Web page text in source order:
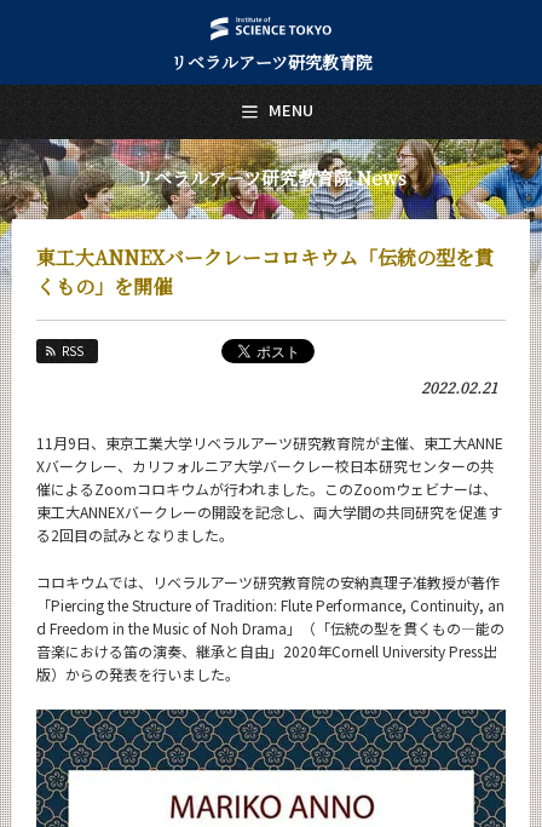
リベラルアーツ研究教育院
リベラルアーツ研究教育院 News
東工大ANNEXバークレーコロキウム「伝統の型を貫
くもの」を開催
RSS
2022.02.21
11月9日、東京工業大学リベラルアーツ研究教育院が主催、東工大ANNE
Xバークレー、カリフォルニア大学バークレー校日本研究センターの共
催によるZoomコロキウムが行われました。このZoomウェビナーは、
東工大ANNEXバークレーの開設を記念し、両大学間の共同研究を促進す
る2回目の試みとなりました。
コロキウムでは、リベラルアーツ研究教育院の安納真理子准教授が著作
「Piercing the Structure of Tradition: Flute Performance, Continuity, an
d Freedom in the Music of Noh Drama」（「伝統の型を貫くもの―能の
音楽における笛の演奏、継承と自由」2020年Cornell University Press出
版）からの発表を行いました。
MENU
日本語 English
トップページ
Top Page
リベラルアーツ研究教育院について
About Us
教育
Education
研究
Research
教員紹介
faculty
リベラルアーツ研究教育院 News
News 一覧
カテゴリ別
イベントカレンダー
Event Calendar